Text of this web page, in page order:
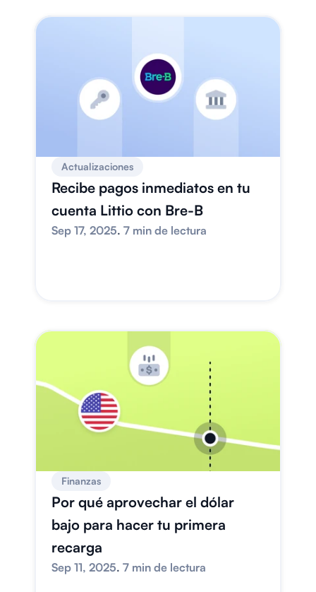
Actualizaciones
Recibe pagos inmediatos en tu
cuenta Littio con Bre-B
Sep 17, 2025. 7 min de lectura
Finanzas
Por qué aprovechar el dólar
bajo para hacer tu primera
recarga
Sep 11, 2025. 7 min de lectura